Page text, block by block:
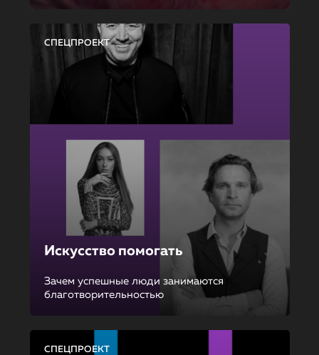
СПЕЦПРОЕКТ
Искусство помогать
Зачем успешные люди занимаются
благотворительностью
СПЕЦПРОЕКТ